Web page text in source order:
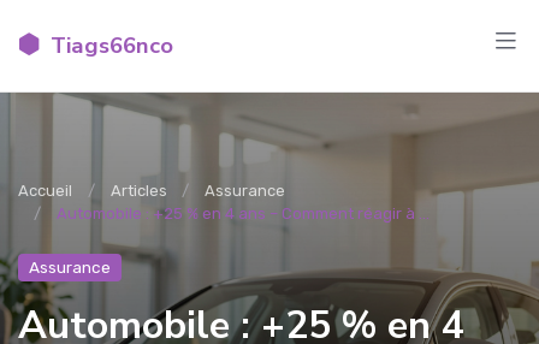
Tiags66nco
Accueil Articles
Assurance
Automobile : +25 % en 4 ans – Comment réagir à ...
Assurance
Automobile : +25 % en 4